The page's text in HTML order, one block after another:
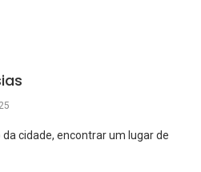
cidade, encontrar um lugar de